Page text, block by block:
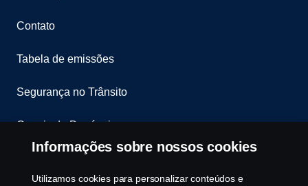
Contato
Tabela de emissões
Segurança no Trânsito
Canais de Denúncia
Programa de Rotulagem Veicular
Informações sobre nossos cookies
Utilizamos cookies para personalizar conteúdos e